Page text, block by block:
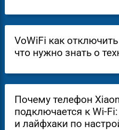
VoWiFi как
что нужно знать о
Почему телефон
подключается к Wi-
и лайфхаки по